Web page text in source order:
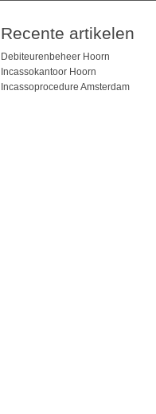
Recente artikelen
Debiteurenbeheer Hoorn
Incassokantoor Hoorn
Incassoprocedure Amsterdam